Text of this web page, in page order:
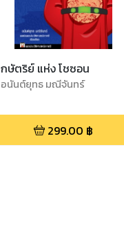
กษัตริย์ แห่ง โชซอน
อนันต์ยุทธ มณีจันทร์
299.00 ฿